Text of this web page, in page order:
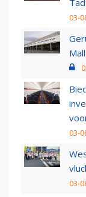
03-
03-
03-